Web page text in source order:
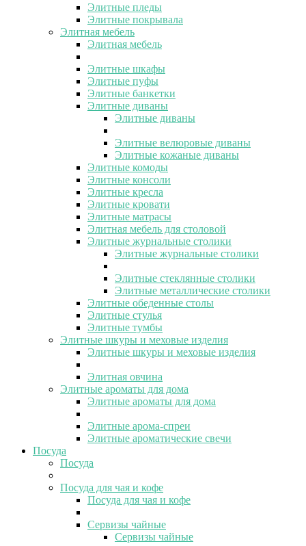
Элитные пледы
Элитные покрывала
Элитная мебель
Элитная мебель
Элитные шкафы
Элитные пуфы
Элитные банкетки
Элитные диваны
Элитные диваны
Элитные велюровые диваны
Элитные кожаные диваны
Элитные комоды
Элитные консоли
Элитные кресла
Элитные кровати
Элитные матрасы
Элитная мебель для столовой
Элитные журнальные столики
Элитные журнальные столики
Элитные стеклянные столики
Элитные металлические столики
Элитные обеденные столы
Элитные стулья
Элитные тумбы
Элитные шкуры и меховые изделия
Элитные шкуры и меховые изделия
Элитная овчина
Элитные ароматы для дома
Элитные ароматы для дома
Элитные арома-спреи
Элитные ароматические свечи
Посуда
Посуда
Посуда для чая и кофе
Посуда для чая и кофе
Сервизы чайные
Сервизы чайные